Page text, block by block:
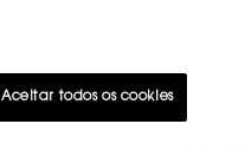
Aceitar todos os cookies